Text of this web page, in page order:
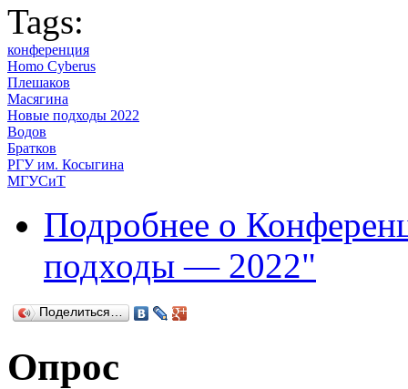
Tags:
конференция
Homo Cyberus
Плешаков
Масягина
Новые подходы 2022
Водов
Братков
РГУ им. Косыгина
МГУСиТ
Подробнее о
подходы — 2022"
Поделиться…
Опрос